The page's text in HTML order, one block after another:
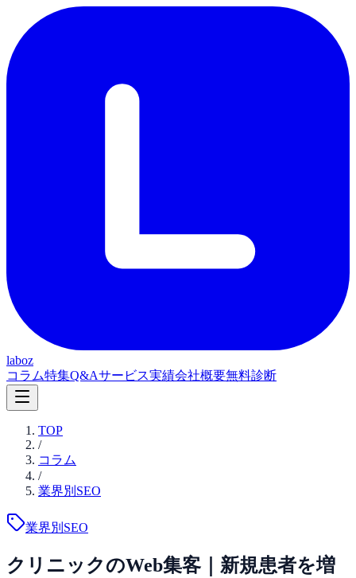
laboz
コラム特集Q&Aサービス実績会社概要無料診断
TOP
/
コラム
/
業界別SEO
業界別SEO
クリニックのWeb集客｜新規患者を増